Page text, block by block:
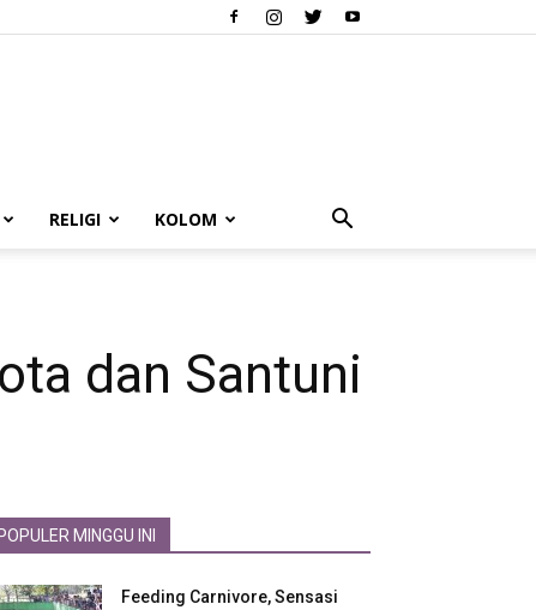
RELIGI KOLOM
dan Santuni
POPULER MINGGU INI
Feeding Carnivore, Sensasi